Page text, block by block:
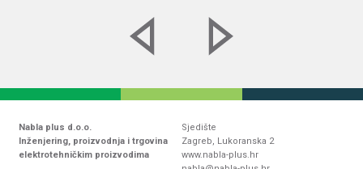
Nabla plus d.o.o.
Inženjering, proizvodnja i trgovina
elektrotehničkim proizvodima
Sjedište
Zagreb, Lukoranska 2
www.nabla-plus.hr